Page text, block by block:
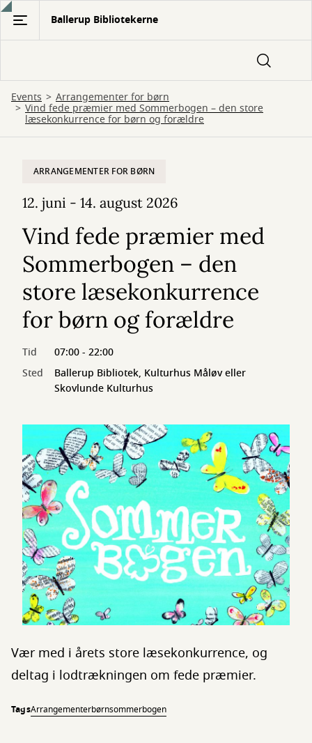
Gå
hovedindhold
Ballerup Bibliotekerne
Events Arrangementer for børn
Vind fede præmier med Sommerbogen – den store
læsekonkurrence for børn og forældre
ARRANGEMENTER FOR BØRN
12. juni - 14. august 2026
Vind fede præmier med
Sommerbogen – den
store læsekonkurrence
for børn og forældre
Tid
07:00 - 22:00
Sted
Ballerup Bibliotek, Kulturhus Måløv eller
Skovlunde Kulturhus
Vær med i årets store læsekonkurrence, og
deltag i lodtrækningen om fede præmier.
TagsArrangementerbørnsommerbogen